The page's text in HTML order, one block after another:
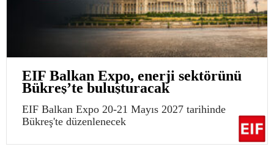
EIF Balkan Expo, enerji sektörünü
Bükreş’te buluşturacak
EIF Balkan Expo 20-21 Mayıs 2027 tarihinde
Bükreş'te düzenlenecek